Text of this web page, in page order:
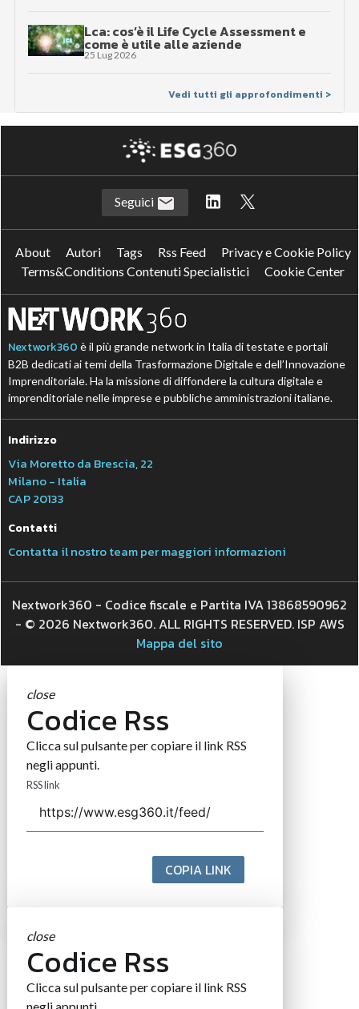
Lca: cos’è il Life Cycle Assessment e
come è utile alle aziende
25 Lug 2026
Vedi tutti gli approfondimenti >
Seguici
About Autori Tags Rss Feed
Privacy e Cookie Policy
Terms&Conditions Contenuti Specialistici
Cookie Center
Nextwork360 è il più grande network in Italia di testate e portali
B2B dedicati ai temi della Trasformazione Digitale e dell’Innovazione
Imprenditoriale. Ha la missione di diffondere la cultura digitale e
imprenditoriale nelle imprese e pubbliche amministrazioni italiane.
Indirizzo
Via Moretto da Brescia, 22
Milano - Italia
CAP 20133
Contatti
Contatta il nostro team per maggiori informazioni
Nextwork360 - Codice fiscale e Partita IVA 13868590962
- © 2026 Nextwork360. ALL RIGHTS RESERVED. ISP AWS
Mappa del sito
close
Codice Rss
Clicca sul pulsante per copiare il link RSS
negli appunti.
RSS link
COPIA LINK
close
Codice Rss
Clicca sul pulsante per copiare il link RSS